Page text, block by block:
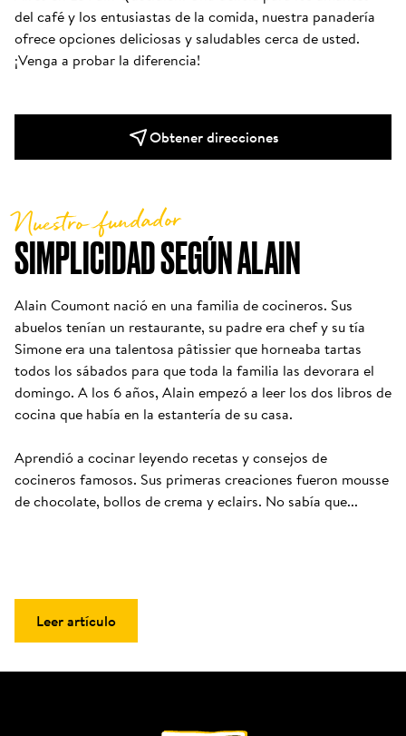
del café y los entusiastas de la comida, nuestra panadería
ofrece opciones deliciosas y saludables cerca de usted.
¡Venga a probar la diferencia!
Obtener direcciones
SIMPLICIDAD SEGÚN ALAIN
Nuestro fundador
Alain Coumont nació en una familia de cocineros. Sus
abuelos tenían un restaurante, su padre era chef y su tía
Simone era una talentosa pâtissier que horneaba tartas
todos los sábados para que toda la familia las devorara el
domingo. A los 6 años, Alain empezó a leer los dos libros de
cocina que había en la estantería de su casa.
Aprendió a cocinar leyendo recetas y consejos de
cocineros famosos. Sus primeras creaciones fueron mousse
de chocolate, bollos de crema y eclairs. No sabía que...
Leer artículo